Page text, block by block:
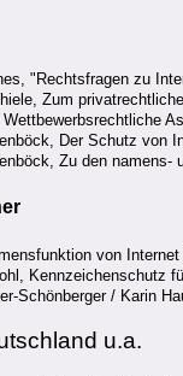
"Rechtsfragen zu
Zum
Wettbewerbsrechtliche
Der Schutz von
Zu den namens-
von
Kennzeichenschutz
Schönberger / Karin
u.a.